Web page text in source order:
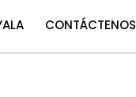
CONTÁCTENOS